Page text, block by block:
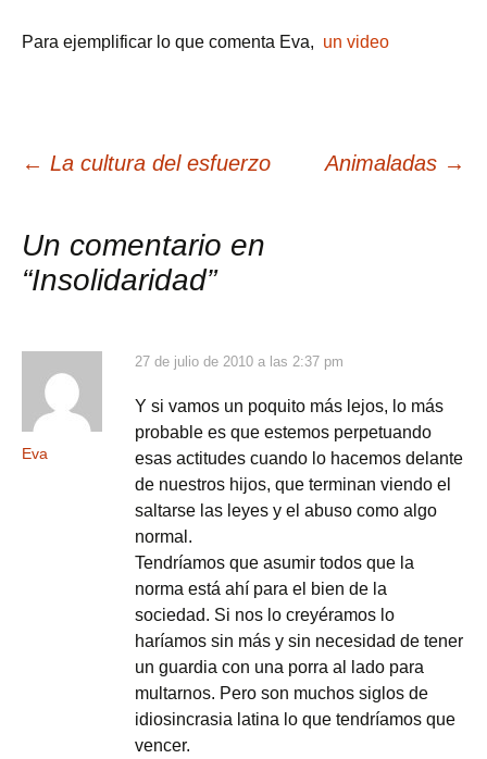
Para ejemplificar lo que comenta Eva, un video
Navegación
de
entradas
← La cultura del esfuerzo Animaladas →
Un comentario en
“Insolidaridad”
Eva
27 de julio de 2010 a las 2:37 pm
Y si vamos un poquito más lejos, lo más
probable es que estemos perpetuando
esas actitudes cuando lo hacemos delante
de nuestros hijos, que terminan viendo el
saltarse las leyes y el abuso como algo
normal.
Tendríamos que asumir todos que la
norma está ahí para el bien de la
sociedad. Si nos lo creyéramos lo
haríamos sin más y sin necesidad de tener
un guardia con una porra al lado para
multarnos. Pero son muchos siglos de
idiosincrasia latina lo que tendríamos que
vencer.